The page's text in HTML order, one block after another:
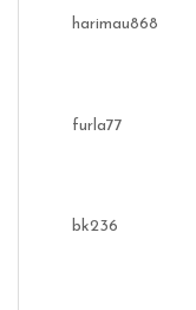
harimau868
furla77
bk236